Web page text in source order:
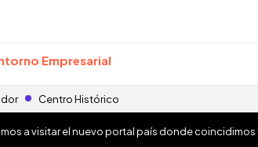
Empresarial
Centro Histórico
a visitar el nuevo portal país donde coincidimos